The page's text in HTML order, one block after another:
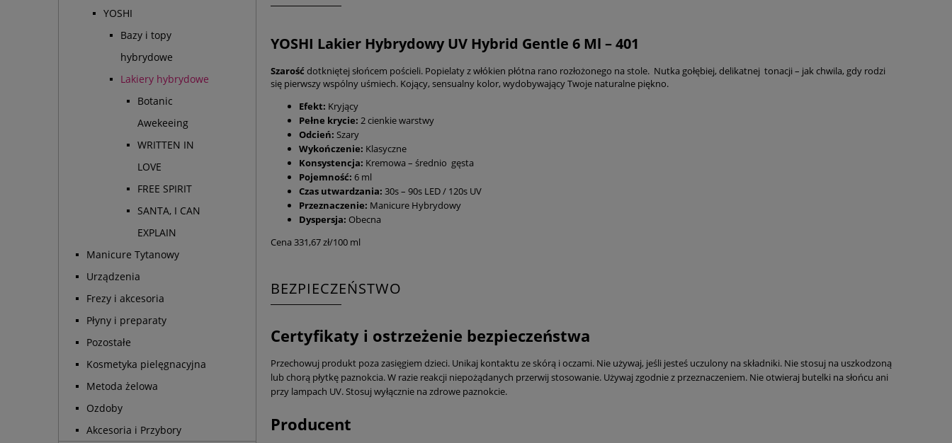
YOSHI
Bazy i topy
hybrydowe
Lakiery hybrydowe
Botanic
Awekeeing
WRITTEN IN
LOVE
FREE SPIRIT
SANTA, I CAN
EXPLAIN
Manicure Tytanowy
Urządzenia
Frezy i akcesoria
Płyny i preparaty
Pozostałe
Kosmetyka pielęgnacyjna
Metoda żelowa
Ozdoby
Akcesoria i Przybory
YOSHI Lakier Hybrydowy UV Hybrid Gentle 6 Ml – 401
Szarość dotkniętej słońcem pościeli. Popielaty z włókien płótna rano rozłożonego na stole. Nutka gołębiej, delikatnej tonacji – jak chwila, gdy rodzi
się pierwszy wspólny uśmiech. Kojący, sensualny kolor, wydobywający Twoje naturalne piękno.
Efekt: Kryjący
Pełne krycie: 2 cienkie warstwy
Odcień: Szary
Wykończenie: Klasyczne
Konsystencja: Kremowa – średnio gęsta
Pojemność: 6 ml
Czas utwardzania: 30s – 90s LED / 120s UV
Przeznaczenie: Manicure Hybrydowy
Dyspersja: Obecna
Cena 331,67 zł/100 ml
BEZPIECZEŃSTWO
Certyfikaty i ostrzeżenie bezpieczeństwa
Przechowuj produkt poza zasięgiem dzieci. Unikaj kontaktu ze skórą i oczami. Nie używaj, jeśli jesteś uczulony na składniki. Nie stosuj na uszkodzoną
lub chorą płytkę paznokcia. W razie reakcji niepożądanych przerwij stosowanie. Używaj zgodnie z przeznaczeniem. Nie otwieraj butelki na słońcu ani
przy lampach UV. Stosuj wyłącznie na zdrowe paznokcie.
Producent